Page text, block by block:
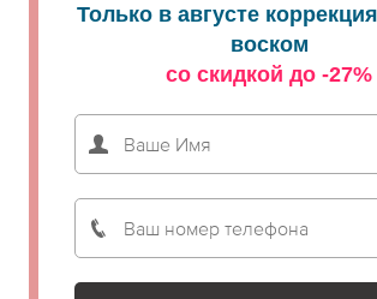
Только в августе
воском
со скидкой до -27%